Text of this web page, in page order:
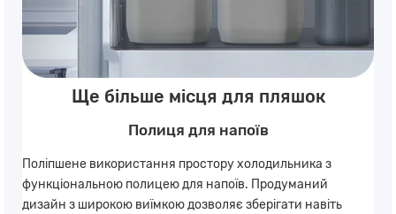
Ще більше місця для пляшок
Полиця для напоїв
Поліпшене використання простору холодильника з
функціональною полицею для напоїв. Продуманий
дизайн з широкою виїмкою дозволяє зберігати навіть